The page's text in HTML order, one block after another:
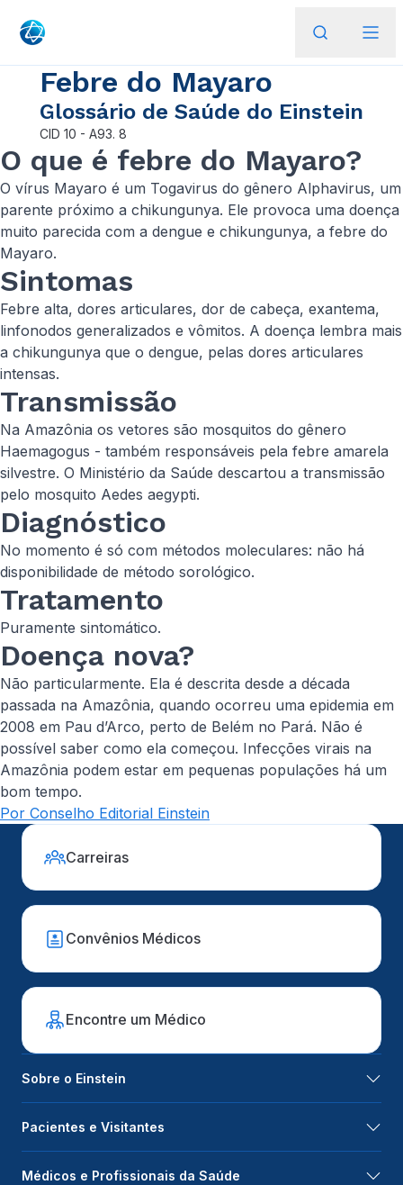
Febre do Mayaro
Glossário de Saúde do Einstein
CID 10 - A93. 8
​​O que é febre do Mayaro?
O vírus Mayaro é um Togavirus do gênero Alphavirus, um
parente próximo a chikungunya. Ele provoca uma doença
muito parecida com a dengue e chikungunya, a febre do
Mayaro.
Sintomas
Febre alta, dores articulares, dor de cabeça, exantema,
linfonodos generalizados e vômitos. A doença lembra mais
a chikungunya que o dengue, pelas dores articulares
intensas.
Transmissão
Na Amazônia os vetores são mosquitos do gênero
Haemagogus - também responsáveis pela febre amarela
silvestre. O Ministério da Saúde descartou a transmissão
pelo mosquito Aedes aegypti.
Diagnóstico
No momento é só com métodos moleculares: não há
disponibilidade de método sorológico.
Tratamento
Puramente sintomático.
Doença nova?
Não particularmente. Ela é descrita desde a década
passada na Amazônia, quando ocorreu uma epidemia em
2008 em Pau d’Arco, perto de Belém no Pará. Não é
possível saber como ela começou. Infecções virais na
Amazônia podem estar em pequenas populações há um
bom tempo. ​
Por Conselho Editorial Einstein
Carreiras
Convênios Médicos
Encontre um Médico
Sobre o Einstein
Pacientes e Visitantes
Médicos e Profissionais da Saúde